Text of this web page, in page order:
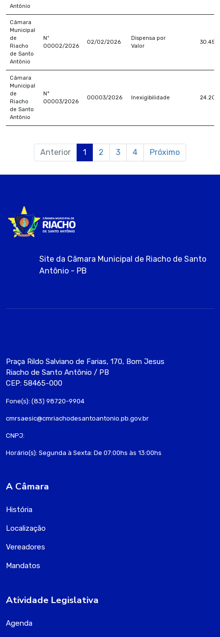
Antônio
Câmara
Municipal
de
Riacho
de Santo
Antônio
Nº
00002/2026
02/02/2026
Dispensa por
Valor
Câmara
Municipal
de
Riacho
de Santo
Antônio
N°
00003/2026
00003/2026 Inexigibilidade
Anterior 1 2 3 4 Próximo
Site da Câmara Municipal de Riacho de Santo
Antônio - PB
Praça Rildo Salviano de Farias, 170, Bom Jesus
Riacho de Santo Antônio / PB
CEP: 58465-000
Fone(s): (83) 98720-9904
cmrsaesic@cmriachodesantoantonio.pb.gov.br
CNPJ:
Horário(s): Segunda à Sexta: De 07:00hs às 13:00hs
A Câmara
História
Localização
Vereadores
Mandatos
Atividade Legislativa
Agenda